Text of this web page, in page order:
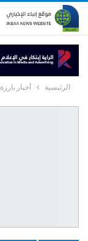
الرئيسية أخبار بارزة